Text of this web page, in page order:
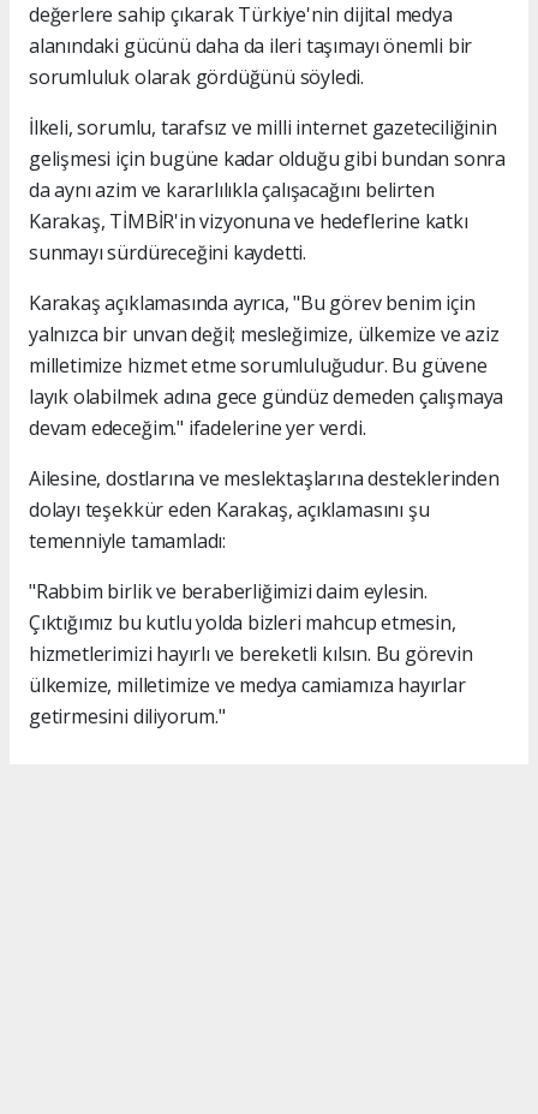
değerlere sahip çıkarak Türkiye'nin dijital medya
alanındaki gücünü daha da ileri taşımayı önemli bir
sorumluluk olarak gördüğünü söyledi.
İlkeli, sorumlu, tarafsız ve milli internet gazeteciliğinin
gelişmesi için bugüne kadar olduğu gibi bundan sonra
da aynı azim ve kararlılıkla çalışacağını belirten
Karakaş, TİMBİR'in vizyonuna ve hedeflerine katkı
sunmayı sürdüreceğini kaydetti.
Karakaş açıklamasında ayrıca, "Bu görev benim için
yalnızca bir unvan değil; mesleğimize, ülkemize ve aziz
milletimize hizmet etme sorumluluğudur. Bu güvene
layık olabilmek adına gece gündüz demeden çalışmaya
devam edeceğim." ifadelerine yer verdi.
Ailesine, dostlarına ve meslektaşlarına desteklerinden
dolayı teşekkür eden Karakaş, açıklamasını şu
temenniyle tamamladı:
"Rabbim birlik ve beraberliğimizi daim eylesin.
Çıktığımız bu kutlu yolda bizleri mahcup etmesin,
hizmetlerimizi hayırlı ve bereketli kılsın. Bu görevin
ülkemize, milletimize ve medya camiamıza hayırlar
getirmesini diliyorum."